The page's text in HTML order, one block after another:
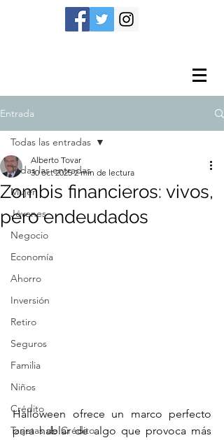
Entrada
Todas las entradas
Mujer
Jóvenes
Negocio
Economía
Ahorro
Inversión
Retiro
Seguros
Familia
Niños
Crédito
Tarjetas de Crédito
Todas las entradas
Zombis financieros: vivos,
pero endeudados
Alberto Tovar
30 oct 2025 2 min de lectura
Halloween ofrece un marco perfecto
para hablar de algo que provoca más